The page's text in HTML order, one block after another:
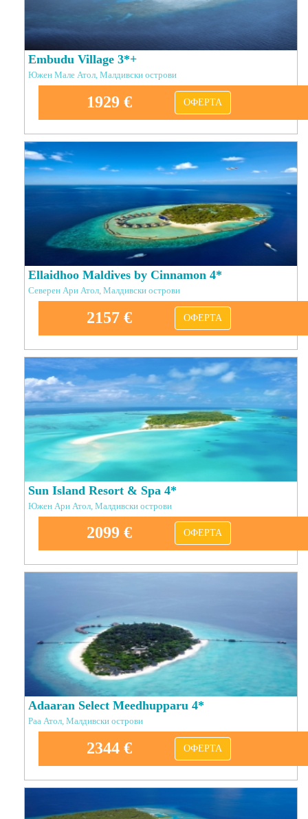
Embudu Village 3*+
Южен Мале Атол, Малдивски острови
1929 € ОФЕРТА
Ellaidhoo Maldives by Cinnamon 4*
Северен Ари Атол, Малдивски острови
2157 € ОФЕРТА
Sun Island Resort & Spa 4*
Южен Ари Атол, Малдивски острови
2099 € ОФЕРТА
Adaaran Select Meedhupparu 4*
Раа Атол, Малдивски острови
2344 € ОФЕРТА